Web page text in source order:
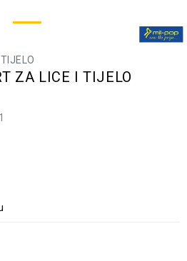
ZA LICE I TIJELO